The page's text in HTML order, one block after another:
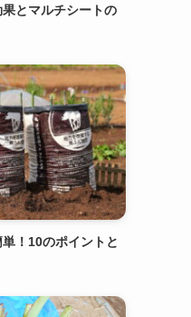
とマルチシートの
！10のポイントと